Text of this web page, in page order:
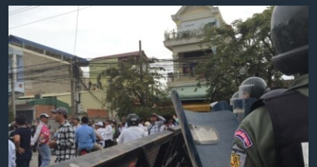
ទំព័រ​
សម្ព័ន្ធ​
រំលង​
និង​
ចូល​
ទៅ​
កាន់​
ទំព័រ​
ស្វែង​
កម្មវិធីទាំងអស់
Khmer English
បណ្តាញ​សង្គម
ភាសា